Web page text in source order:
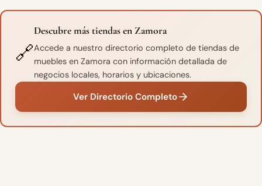
🔗
Descubre más tiendas en Zamora
Accede a nuestro directorio completo de tiendas de
muebles en Zamora con información detallada de
negocios locales, horarios y ubicaciones.
Ver Directorio Completo